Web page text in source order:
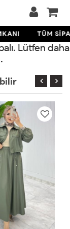
TÜM
Lütfen daha